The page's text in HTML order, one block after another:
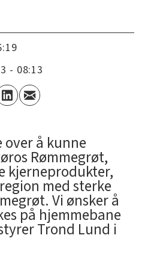
- 08:13
å kunne
Rømmegrøt,
kjerneprodukter,
med sterke
Vi ønsker å
på hjemmebane
Trond Lund i